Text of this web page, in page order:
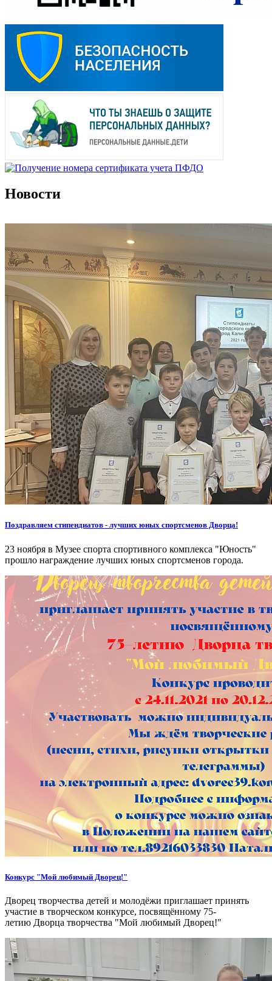
Новости
Поздравляем стипендиатов - лучших юных спортсменов Дворца!
23 ноября в Музее спорта спортивного комплекса "Юность"
прошло награждение лучших юных спортсменов города.
Конкурс "Мой любимый Дворец!"
Дворец творчества детей и молодёжи приглашает принять
участие в творческом конкурсе, посвящённому 75-
летию Дворца творчества "Мой любимый Дворец!"